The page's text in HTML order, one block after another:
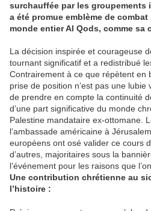
surchauffée par les groupements
a été promue emblème de
monde entier Al Qods, comme sa
La décision inspirée et courageuse
tournant significatif et a redistribué
Contrairement à ce que répètent en
prise de position n’est pas une
de prendre en compte la continuité
d’une part significative du monde
Palestine mandataire ex-ottomane.
l’ambassade américaine à
européens ont osé valider ce cours
d’autres, majoritaires sous la
l’événement pour les raisons que
Une contribution chrétienne au
l’histoire :